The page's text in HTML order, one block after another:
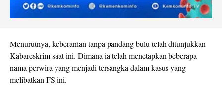
Menurutnya, keberanian tanpa pandang bulu telah ditunjukkan
Kabareskrim saat ini. Dimana ia telah menetapkan beberapa
nama perwira yang menjadi tersangka dalam kasus yang
melibatkan FS ini.